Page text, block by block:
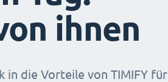
ihnen
in die Vorteile von TIMIFY für